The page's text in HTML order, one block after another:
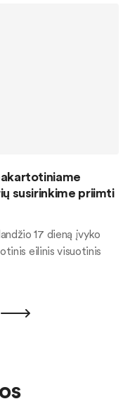
susirinkime priimti
17 dieną įvyko
eilinis visuotinis